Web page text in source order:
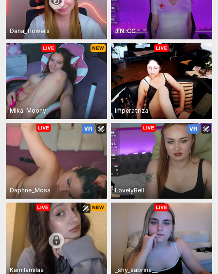
Dana_flowers JIN-CC
Mika_Moony Imperatriza
Daphne_Moss LovelyBell
Kamilamilaa _shy_sabrina__